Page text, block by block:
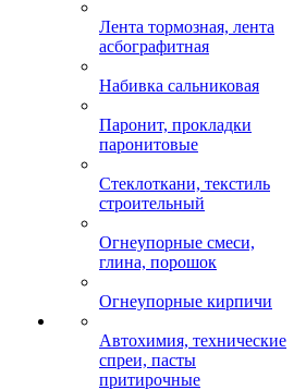
Лента тормозная, лента
асбографитная
Набивка сальниковая
Паронит, прокладки
паронитовые
Стеклоткани, текстиль
строительный
Огнеупорные смеси,
глина, порошок
Огнеупорные кирпичи
Автохимия, технические
спреи, пасты
притирочные